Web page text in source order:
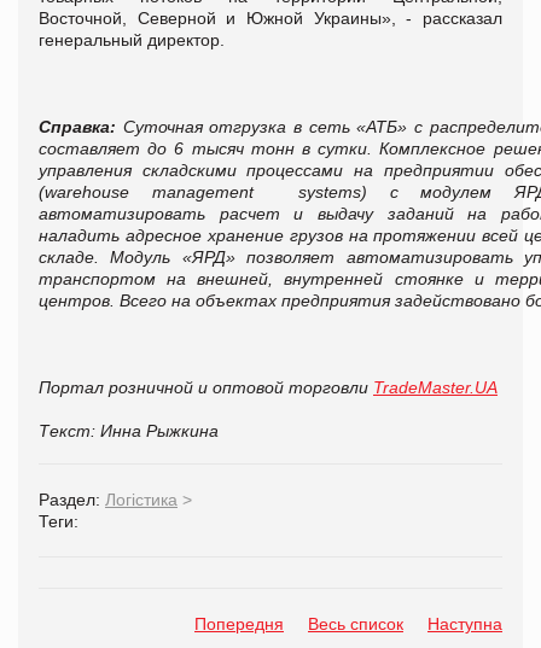
Восточной, Северной и Южной Украины», - рассказал
генеральный директор.
Справка: Суточная отгрузка в сеть «АТБ» с
составляет до 6 тысяч тонн в сутки. Комплексное
управления складскими процессами на предприятии
(warehouse management systems) с модулем
автоматизировать расчет и выдачу заданий на
наладить адресное хранение грузов на протяжении всей
складе. Модуль «ЯРД» позволяет автоматизировать
транспортом на внешней, внутренней стоянке и
центров. Всего на объектах предприятия задействовано
Портал розничной и оптовой торговли TradeMaster.UA
Текст: Инна Рыжкина
Раздел: Логістика >
Теги:
Попередня Весь список Наступна